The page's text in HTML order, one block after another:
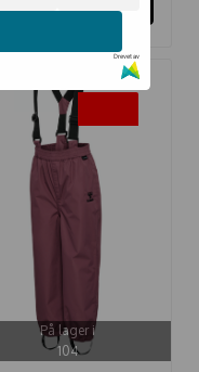
På lager i
104
Drevet av